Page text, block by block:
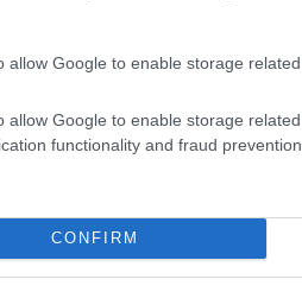
allow Google to enable storage
allow Google to enable storage
functionality and fraud
CONFIRM